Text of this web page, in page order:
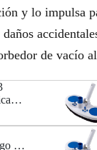
3
,
€
y lo impulsa
de vacío
de